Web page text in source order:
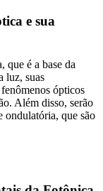
e sua
que é a base da
luz, suas
ópticos
Além disso, serão
ondulatória, que são